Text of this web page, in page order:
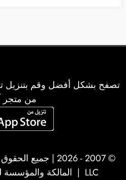
تصفح بشكل أفضل وقم بتنزيل
من متجر
© 2007 - 2026 | جميع الحقوق محفوظة لشركة
LLC | المالكة والمؤسسة